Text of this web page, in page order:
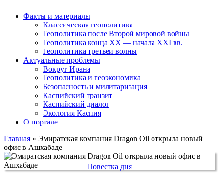
Факты и материалы
Классическая геополитика
Геополитика после Второй мировой войны
Геополитика конца XX — начала XXI вв.
Геополитика третьей волны
Актуальные проблемы
Вокруг Ирана
Геополитика и геоэкономика
Безопасность и милитаризация
Каспийский транзит
Каспийский диалог
Экология Каспия
О портале
Главная » Эмиратская компания Dragon Oil открыла новый
офис в Ашхабаде
Повестка дня